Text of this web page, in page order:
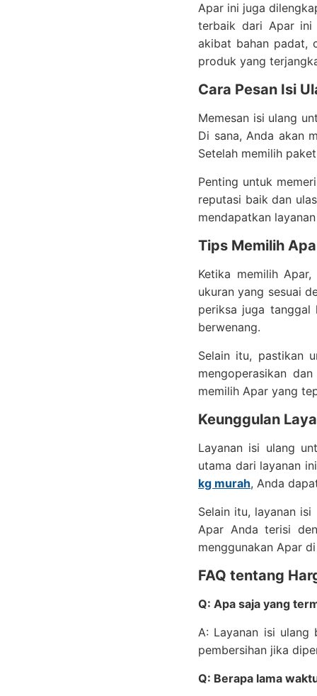
Apar ini juga
terbaik dari Apar ini
akibat bahan padat,
produk yang
Cara Pesan Isi
Memesan isi ulang
Di sana, Anda akan
Setelah memilih
Penting untuk
reputasi baik dan
mendapatkan
Tips Memilih
Ketika memilih
ukuran yang sesuai
periksa juga tanggal
berwenang.
Selain itu, pastikan
mengoperasikan
memilih Apar yang
Keunggulan
Layanan isi ulang
utama dari layanan
kg murah, Anda
Selain itu, layanan
Apar Anda terisi
menggunakan Apar
FAQ tentang
Q: Apa saja yang
A: Layanan isi ulang
pembersihan jika
Q: Berapa lama